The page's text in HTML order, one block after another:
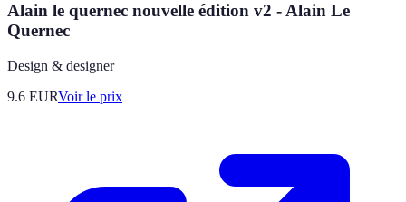
Alain le quernec nouvelle édition v2 - Alain Le
Quernec
Design & designer
9.6 EURVoir le prix